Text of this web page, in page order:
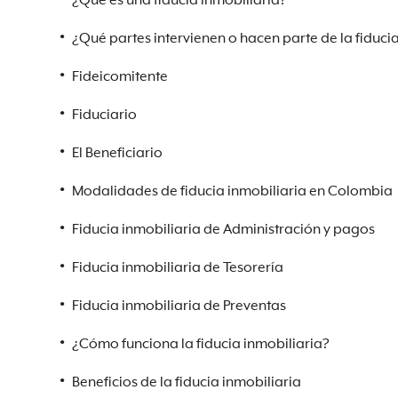
¿Qué partes intervienen o hacen parte de la
Fideicomitente
Fiduciario
El Beneficiario
Modalidades de fiducia inmobiliaria en Colombia
Fiducia inmobiliaria de Administración y pagos
Fiducia inmobiliaria de Tesorería
Fiducia inmobiliaria de Preventas
¿Cómo funciona la fiducia inmobiliaria?
Beneficios de la fiducia inmobiliaria